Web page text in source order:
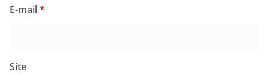
E-mail*
Site